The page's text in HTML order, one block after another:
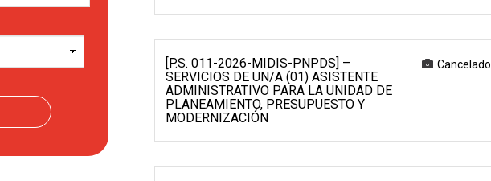
[P.S. 011-2026-MIDIS-PNPDS] –
SERVICIOS DE UN/A (01) ASISTENTE
ADMINISTRATIVO PARA LA UNIDAD DE
PLANEAMIENTO, PRESUPUESTO Y
MODERNIZACIÓN
Cancelado